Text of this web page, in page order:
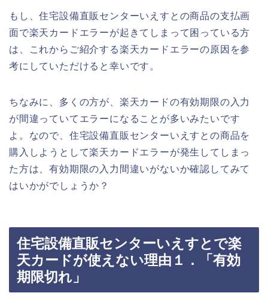
もし、住宅設備直販センターいえすとの商品の支払画
面で楽天カードエラーが起きてしまって困っている方
は、これからご紹介する楽天カードエラーの原因を参
考にしていただけると幸いです。
ちなみに、多くの方が、楽天カードの有効期限の入力
が間違っていてエラーになることが多いみたいです
よ。なので、住宅設備直販センターいえすとの商品を
購入しようとして楽天カードエラーが発生してしまっ
た方は、有効期限の入力間違いがないか確認してみて
はいかがでしょうか？
住宅設備直販センターいえすとで楽
天カードが使えない理由１．「有効
期限切れ」